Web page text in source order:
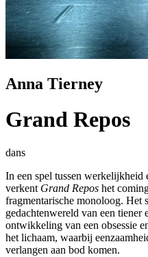
Anna Tierney
Grand Repos
dans
In een spel tussen
verkent Grand Repos het
fragmentarische monoloog. Het
gedachtenwereld van een tiener
ontwikkeling van een obsessie
het lichaam, waarbij
verlangen aan bod komen.